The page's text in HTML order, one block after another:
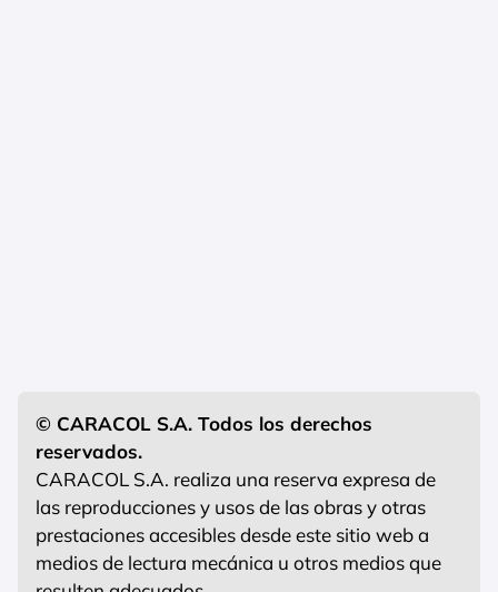
© CARACOL S.A. Todos los derechos
reservados.
CARACOL S.A. realiza una reserva expresa de
las reproducciones y usos de las obras y otras
prestaciones accesibles desde este sitio web a
medios de lectura mecánica u otros medios que